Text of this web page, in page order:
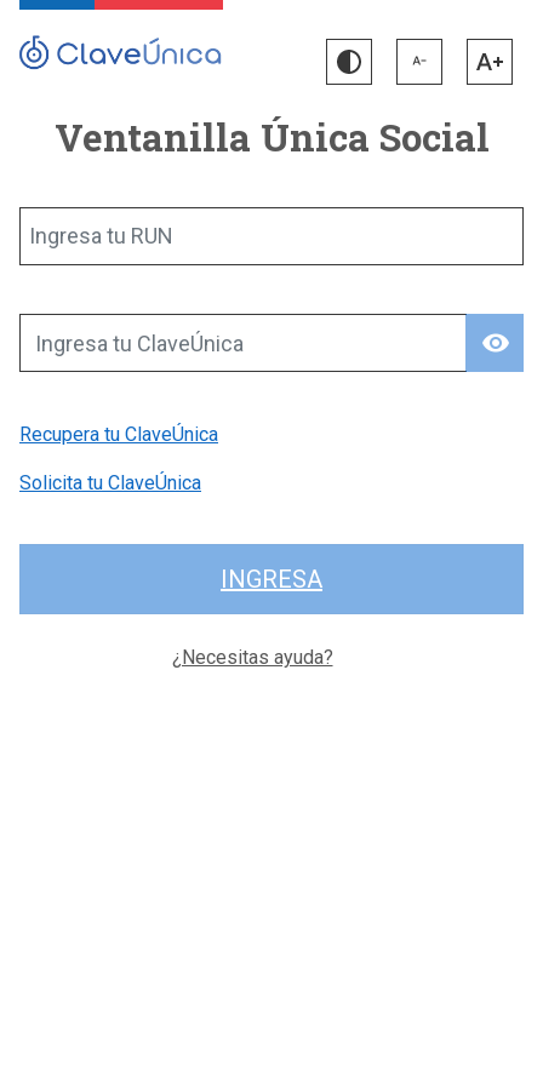
Ventanilla Única Social
Ingresa tu RUN
visibility
Ingresa tu ClaveÚnica
Recupera tu ClaveÚnica
Solicita tu ClaveÚnica
INGRESA
¿Necesitas ayuda?